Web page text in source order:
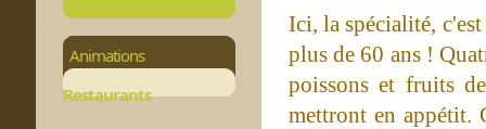
Animations
Restaurants
Ici, la spécialité,
plus de 60 ans !
poissons et fruits
mettront en appétit.